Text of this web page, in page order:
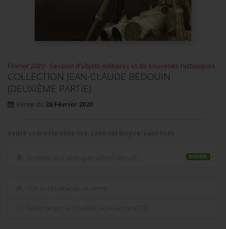
Février 2020 - Session d'objets militaires et de souvenirs historiques
COLLECTION JEAN-CLAUDE BEDOUIN
(DEUXIÈME PARTIE)
Vente du 28 Février 2020
bientôt